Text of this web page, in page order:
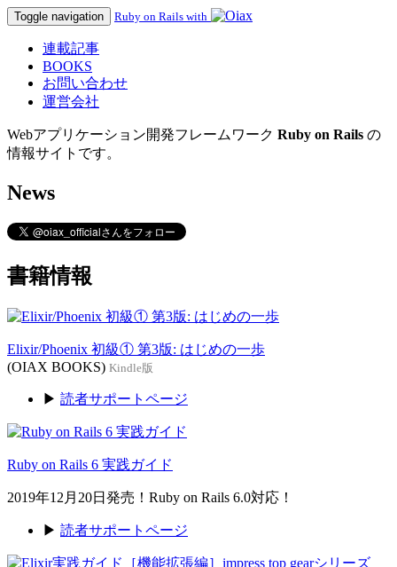
Toggle navigation Ruby on Rails with
連載記事
BOOKS
お問い合わせ
運営会社
Webアプリケーション開発フレームワーク Ruby on Rails の
情報サイトです。
News
書籍情報
Elixir/Phoenix 初級① 第3版: はじめの一歩
(OIAX BOOKS) Kindle版
▶ 読者サポートページ
Ruby on Rails 6 実践ガイド
2019年12月20日発売！Ruby on Rails 6.0対応！
▶ 読者サポートページ